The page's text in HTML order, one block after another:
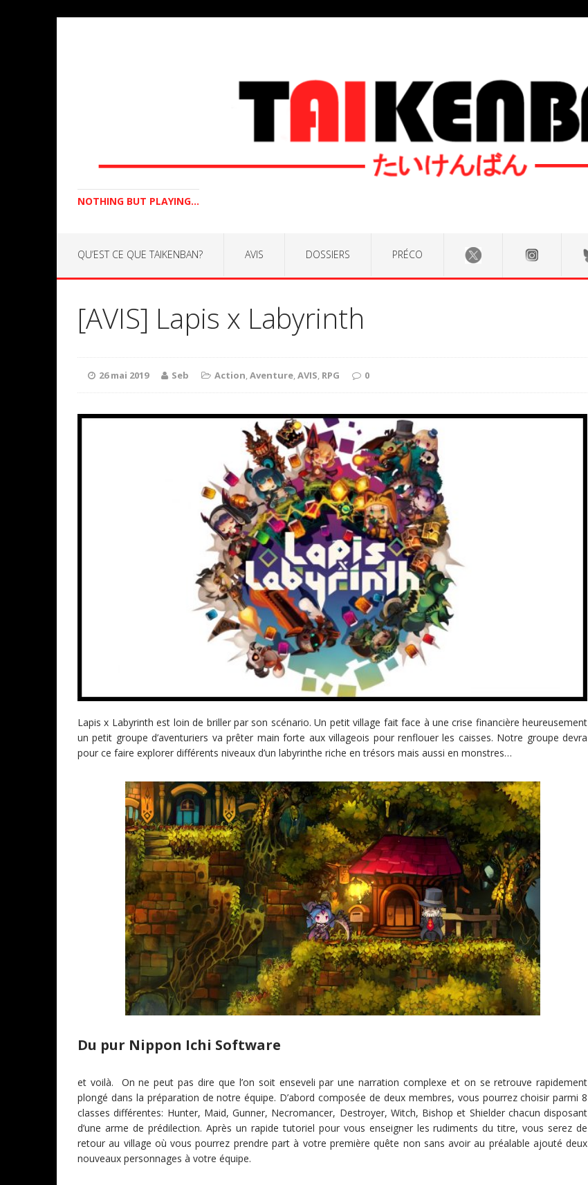
NOTHING BUT PLAYING...
QU’EST CE QUE TAIKENBAN? AVIS DOSSIERS PRÉCO
[AVIS] Lapis x Labyrinth
26 mai 2019 Seb Action,Aventure,AVIS, RPG 0
Lapis x Labyrinth est loin de briller par son scénario. Un petit village fait face à une crise financière heureusement
un petit groupe d’aventuriers va prêter main forte aux villageois pour renflouer les caisses. Notre groupe devra
pour ce faire explorer différents niveaux d’un labyrinthe riche en trésors mais aussi en monstres…
Du pur Nippon Ichi Software
et voilà. On ne peut pas dire que l’on soit enseveli par une narration complexe et on se retrouve rapidement
plongé dans la préparation de notre équipe. D’abord composée de deux membres, vous pourrez choisir parmi 8
classes différentes: Hunter, Maid, Gunner, Necromancer, Destroyer, Witch, Bishop et Shielder chacun disposant
d’une arme de prédilection. Après un rapide tutoriel pour vous enseigner les rudiments du titre, vous serez de
retour au village où vous pourrez prendre part à votre première quête non sans avoir au préalable ajouté deux
nouveaux personnages à votre équipe.